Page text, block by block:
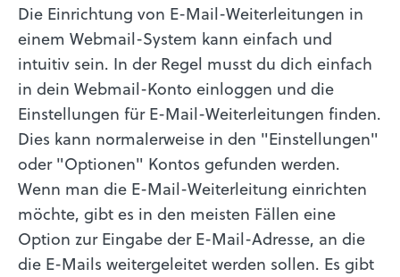
Die Einrichtung von E-Mail-Weiterleitungen in
einem Webmail-System kann einfach und
intuitiv sein. In der Regel musst du dich einfach
in dein Webmail-Konto einloggen und die
Einstellungen für E-Mail-Weiterleitungen finden.
Dies kann normalerweise in den "Einstellungen"
oder "Optionen" Kontos gefunden werden.
Wenn man die E-Mail-Weiterleitung einrichten
möchte, gibt es in den meisten Fällen eine
Option zur Eingabe der E-Mail-Adresse, an die
die E-Mails weitergeleitet werden sollen. Es gibt